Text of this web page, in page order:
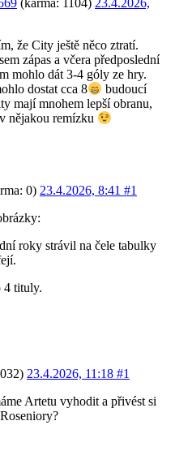
(karma: 1104) 23.4.2026,
že City ještě něco ztratí.
zápas a včera předposlední
mohlo dát 3-4 góly ze hry.
dostat cca 8
budoucí
mají mnohem lepší obranu,
nějakou remízku
0) 23.4.2026, 8:41 #1
roky strávil na čele tabulky
4 tituly.
23.4.2026, 11:18 #1
Artetu vyhodit a přivést si